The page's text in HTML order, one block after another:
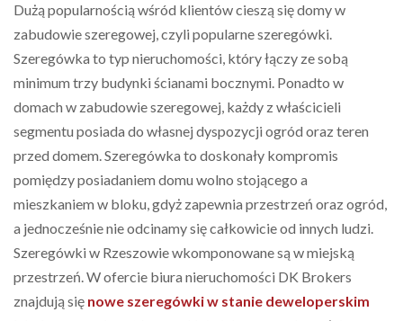
Dużą popularnością wśród klientów cieszą się domy w
zabudowie szeregowej, czyli popularne szeregówki.
Szeregówka to typ nieruchomości, który łączy ze sobą
minimum trzy budynki ścianami bocznymi. Ponadto w
domach w zabudowie szeregowej, każdy z właścicieli
segmentu posiada do własnej dyspozycji ogród oraz teren
przed domem. Szeregówka to doskonały kompromis
pomiędzy posiadaniem domu wolno stojącego a
mieszkaniem w bloku, gdyż zapewnia przestrzeń oraz ogród,
a jednocześnie nie odcinamy się całkowicie od innych ludzi.
Szeregówki w Rzeszowie wkomponowane są w miejską
przestrzeń. W ofercie biura nieruchomości DK Brokers
znajdują się nowe szeregówki w stanie deweloperskim